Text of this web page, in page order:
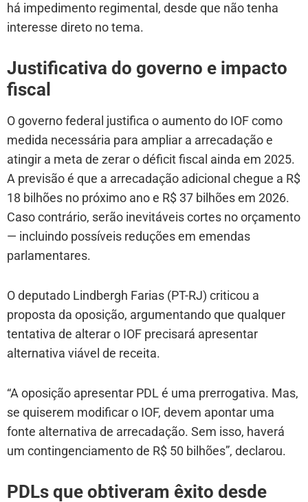
há impedimento regimental, desde que não tenha
interesse direto no tema.
Justificativa do governo e impacto
fiscal
O governo federal justifica o aumento do IOF como
medida necessária para ampliar a arrecadação e
atingir a meta de zerar o déficit fiscal ainda em 2025.
A previsão é que a arrecadação adicional chegue a R$
18 bilhões no próximo ano e R$ 37 bilhões em 2026.
Caso contrário, serão inevitáveis cortes no orçamento
— incluindo possíveis reduções em emendas
parlamentares.
O deputado Lindbergh Farias (PT-RJ) criticou a
proposta da oposição, argumentando que qualquer
tentativa de alterar o IOF precisará apresentar
alternativa viável de receita.
“A oposição apresentar PDL é uma prerrogativa. Mas,
se quiserem modificar o IOF, devem apontar uma
fonte alternativa de arrecadação. Sem isso, haverá
um contingenciamento de R$ 50 bilhões”, declarou.
PDLs que obtiveram êxito desde